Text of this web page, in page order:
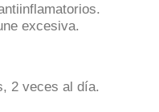
excesiva.
2 veces al día.